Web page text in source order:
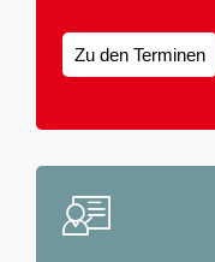
Zu den Terminen